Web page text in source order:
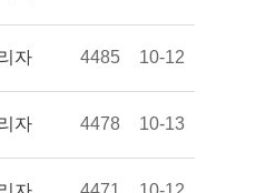
자 4485 10-12
자 4478 10-13